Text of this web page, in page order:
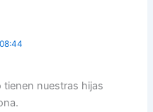
tienen nuestras hijas